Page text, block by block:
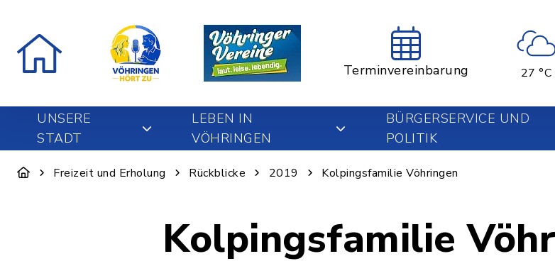
Terminvereinbarung 27 °C
UNSERE
STADT
LEBEN IN
VÖHRINGEN
BÜRGERSERVICE UND
POLITIK
Freizeit und Erholung Rückblicke 2019 Kolpingsfamilie Vöhringen
Kolpingsfamilie